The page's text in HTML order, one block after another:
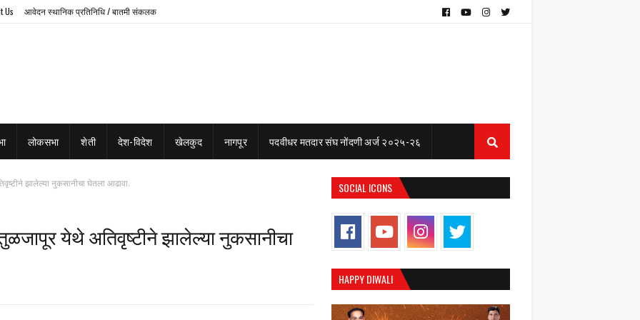
Us आवेदन स्थानिक प्रतिनिधि / बातमी संकलक
लोकसभा शेती देश-विदेश खेलकुद नागपूर पदवीधर मतदार संघ नोंदणी अर्ज २०२५-२६
झालेल्या नुकसानीचा घेतला आढावा.
येथे अतिवृष्टीने झालेल्या नुकसानीचा
SOCIAL ICONS
HAPPY DIWALI